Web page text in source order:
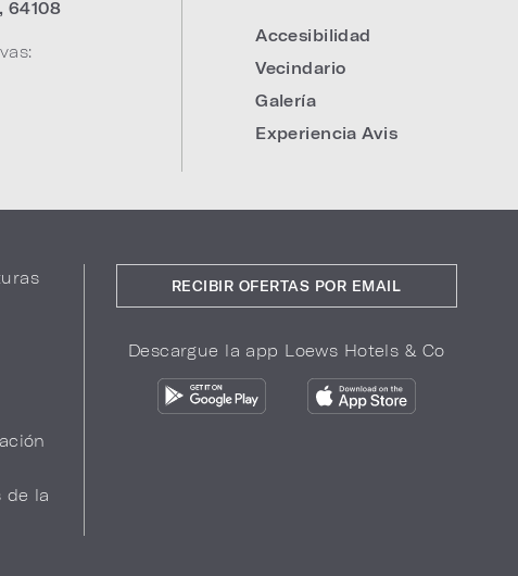
, 64108
Accesibilidad
Vecindario
Galería
Experiencia Avis
de la
RECIBIR OFERTAS POR EMAIL
Descargue la app Loews Hotels & Co